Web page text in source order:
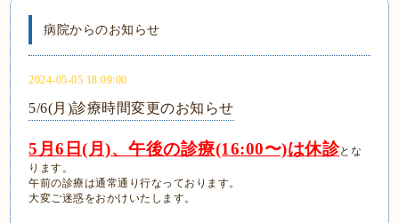
病院からのお知らせ
2024-05-05 18:09:00
5/6(月)診療時間変更のお知らせ
5月6日(月)、午後の診療(16:00〜)は休診とな
ります。
午前の診療は通常通り行なっております。
大変ご迷惑をおかけいたします。